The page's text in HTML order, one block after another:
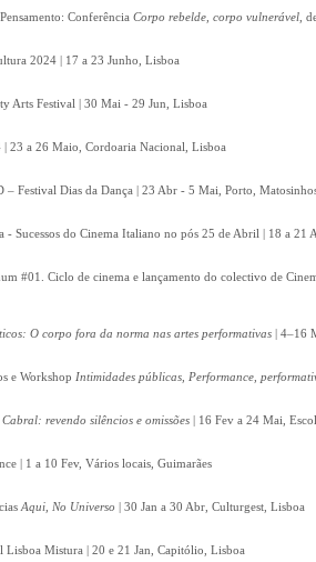
Conferência Corpo rebelde, corpo vulnerável ,
2024 | 17 a 23 Junho, Lisboa
Arts Festival | 30 Mai - 29 Jun, Lisboa
| 23 a 26 Maio, Cordoaria Nacional, Lisboa
– Festival Dias da Dança | 23 Abr - 5 Mai, Porto,
- Sucessos do Cinema Italiano no pós 25 de Abril | 18 a
#01. Ciclo de cinema e lançamento do colectivo de
O corpo fora da norma nas artes performativas | 4–16
e Workshop Intimidades públicas, Performance,
revendo silêncios e omissões | 16 Fev a 24 Mai,
| 1 a 10 Fev, Vários locais, Guimarães
Aqui, No Universo | 30 Jan a 30 Abr, Culturgest, Lisboa
Lisboa Mistura | 20 e 21 Jan, Capitólio, Lisboa